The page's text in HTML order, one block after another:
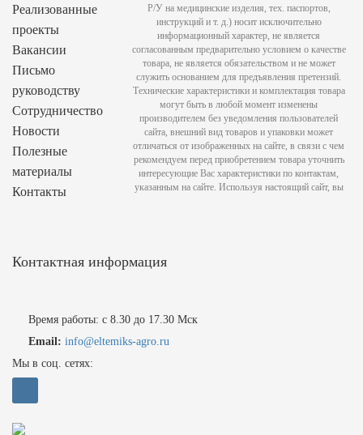
Реализованные
проекты
Вакансии
Письмо
руководству
Сотрудничество
Новости
Полезные
материалы
Контакты
Контактная информация
Время работы: с 8.30 до 17.30 Мск
Email: info@eltemiks-agro.ru
Мы в соц. сетях:
Р/У на медицинские изделия, тех. паспортов,
инструкций и т. д.) носит исключительно
информационный характер, не является
согласованным предварительно условием о качестве
товара, не является обязательством и не может
служить основанием для предъявления претензий.
Технические характеристики и комплектация товара
могут быть в любой момент изменены
производителем без уведомления пользователей
сайта, внешний вид товаров и упаковки может
отличаться от изображенных на сайте, в связи с чем
рекомендуем перед приобретением товара уточнить
интересующие Вас характеристики по контактам,
указанным на сайте. Используя настоящий сайт, вы